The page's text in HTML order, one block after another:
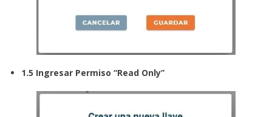
1.5 Ingresar Permiso “Read Only”